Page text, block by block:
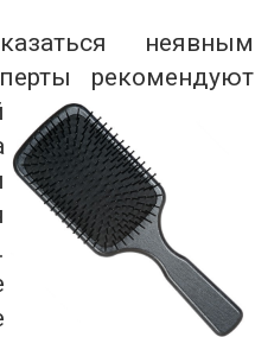
неявным
рекомендуют